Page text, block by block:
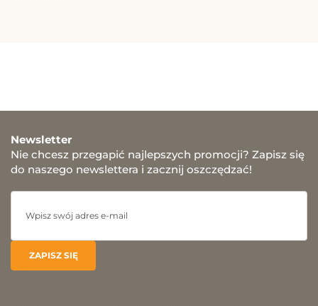
Newsletter
Nie chcesz przegapić najlepszych promocji? Zapisz się
do naszego newslettera i zacznij oszczędzać!